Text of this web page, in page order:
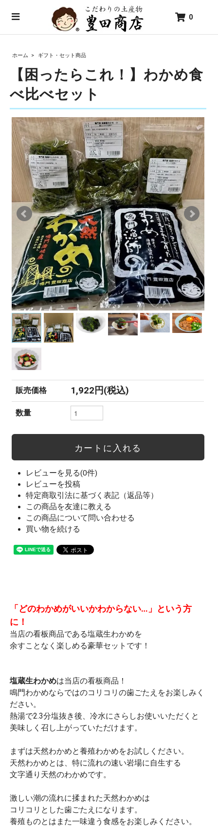
0
ホーム > ギフト・セット商品
【困ったらこれ！】わかめ食
べ比べセット
販売価格 1,922円(税込)
数量
レビューを見る(0件)
レビューを投稿
特定商取引法に基づく表記（返品等）
この商品を友達に教える
この商品について問い合わせる
買い物を続ける
「どのわかめがいいかわからない…」という方
に！
当店の看板商品である塩蔵生わかめを
余すことなく楽しめる豪華セットです！
塩蔵生わかめは当店の看板商品！
鳴門わかめならではのコリコリの歯ごたえをお楽しみく
ださい。
熱湯で2.3分塩抜き後、冷水にさらしお使いいただくと
美味しく召し上がっていただけます。
まずは天然わかめと養殖わかめをお試しください。
天然わかめとは、特に流れの速い岩場に自生する
文字通り天然のわかめです。
激しい潮の流れに揉まれた天然わかめは
コリコリとした歯ごたえになります。
養殖ものとはまた一味違う食感をお楽しみください。